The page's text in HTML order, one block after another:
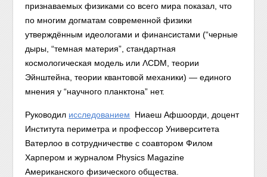
признаваемых физиками со всего мира показал, что
по многим догматам современной физики
утверждённым идеологами и финансистами (“черные
дыры, “темная материя”, стандартная
космологическая модель или ΛCDM, теории
Эйнштейна, теории квантовой механики) — единого
мнения у “научного планктона” нет.
Руководил исследованием Ниаеш Афшоорди, доцент
Института периметра и профессор Университета
Ватерлоо в сотрудничестве с соавтором Филом
Харпером и журналом Physics Magazine
Американского физического общества.